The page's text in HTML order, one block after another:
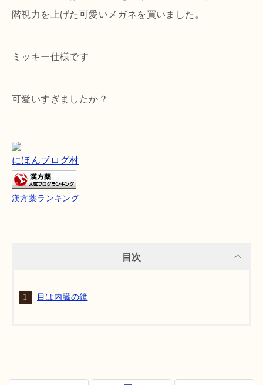
階視力を上げた可愛いメガネを買いました。
ミッキー仕様です
可愛いすぎましたか？
にほんブログ村
漢方薬ランキング
目次
目は内臓の鏡